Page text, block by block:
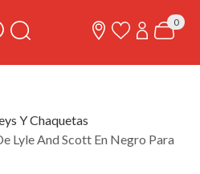
0
Y Chaquetas
Lyle And Scott En Negro Para